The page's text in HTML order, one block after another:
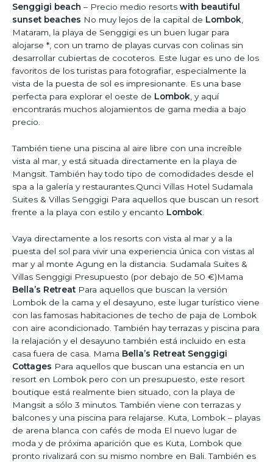
Senggigi beach – Precio medio resorts with beautiful
sunset beaches No muy lejos de la capital de Lombok
Mataram, la playa de Senggigi es un buen lugar para
alojarse *, con un tramo de playas curvas con colinas sin
desarrollar cubiertas de cocoteros. Este lugar es uno de los
favoritos de los turistas para fotografiar, especialmente la
vista de la puesta de sol es impresionante. Es una base
perfecta para explorar el oeste de Lombok , y aquí
encontrarás muchos alojamientos de gama media a bajo
precio.
También tiene una piscina al aire libre con una increíble
vista al mar, y está situada directamente en la playa de
Mangsit. También hay todo tipo de comodidades desde el
spa a la galería y restaurantes.Qunci Villas Hotel Sudamala
Suites & Villas Senggigi Para aquellos que buscan un resort
frente a la playa con estilo y encanto Lombok
Vaya directamente a los resorts con vista al mar y a la
puesta del sol para vivir una experiencia única con vistas al
mar y al monte Agung en la distancia. Sudamala Suites &
Villas Senggigi Presupuesto (por debajo de 50 €)Mama
Bella’s Retreat Para aquellos que buscan la versión
Lombok de la cama y el desayuno, este lugar turístico viene
con las famosas habitaciones de techo de paja de Lombok
con aire acondicionado. También hay terrazas y piscina para
la relajación y el desayuno también está incluido en esta
casa fuera de casa. Mama Bella’s Retreat Senggigi
Cottages Para aquellos que buscan una estancia en un
resort en Lombok pero con un presupuesto, este resort
boutique está realmente bien situado, con la playa de
Mangsit a sólo 3 minutos. También viene con terrazas y
balcones y una piscina para relajarse. Kuta, Lombok – playas
de arena blanca con cafés de moda El nuevo lugar de
moda y de próxima aparición que es Kuta, Lombok que
pronto rivalizará con su mismo nombre en Bali. También es